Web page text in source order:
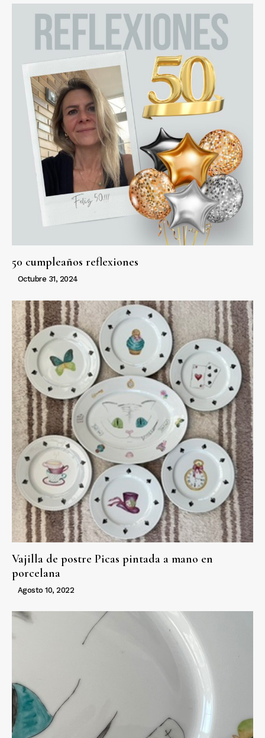
50 cumpleaños reflexiones
Octubre 31, 2024
Vajilla de postre Picas pintada a mano en
porcelana
Agosto 10, 2022